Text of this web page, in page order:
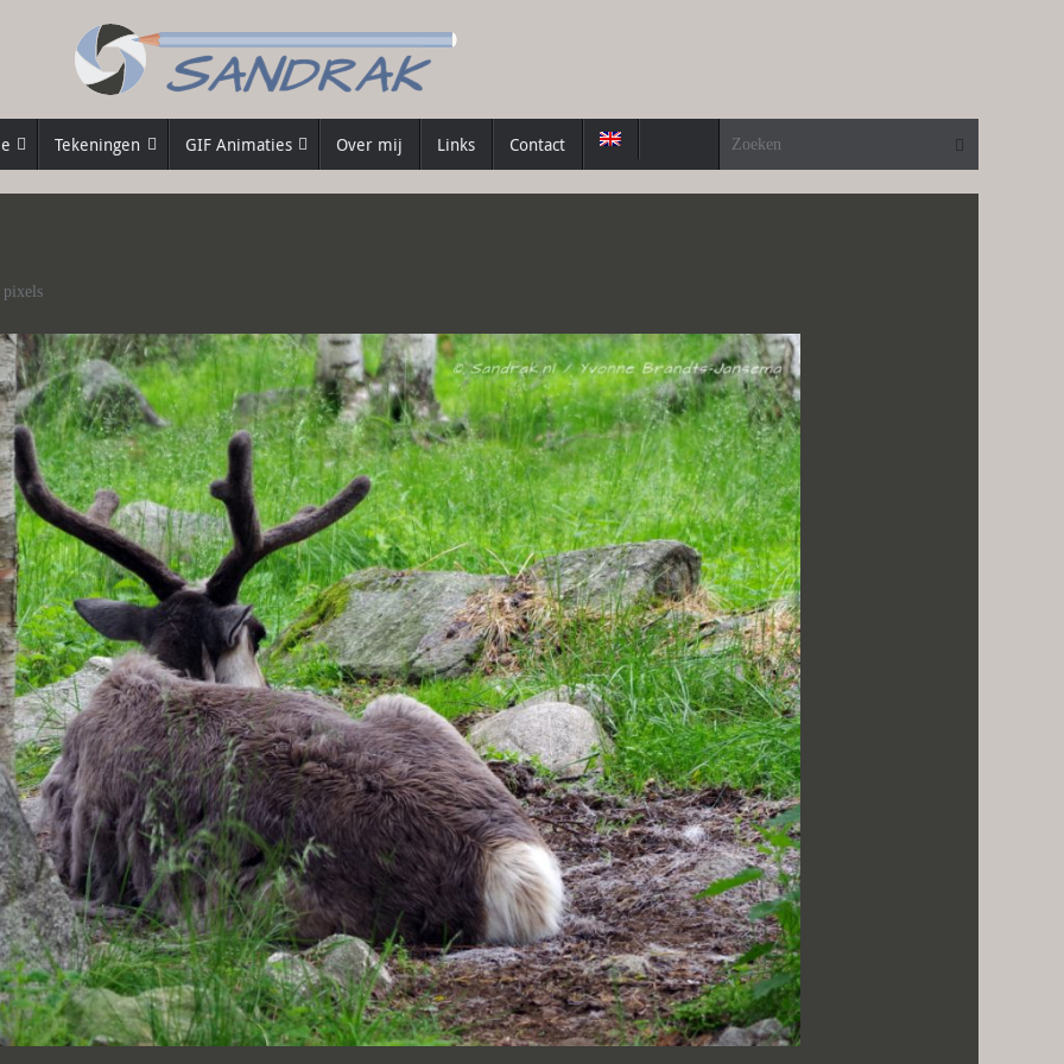
Tekeningen GIF Animaties Over mij Links Contact Zoeken
pixels